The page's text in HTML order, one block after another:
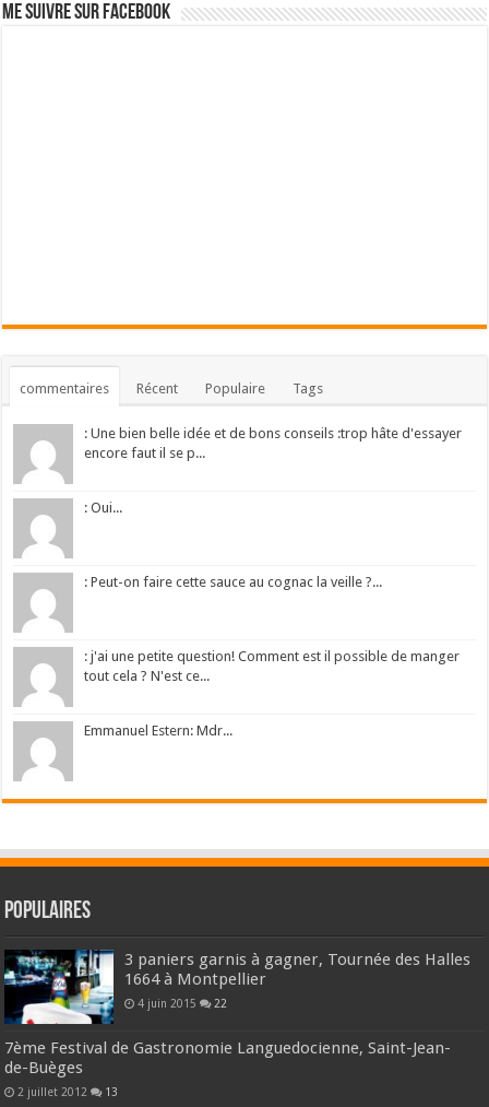
Me suivre sur Facebook
commentaires Récent Populaire Tags
: Une bien belle idée et de bons conseils :trop hâte d'essayer
encore faut il se p...
: Oui...
: Peut-on faire cette sauce au cognac la veille ?...
: j'ai une petite question! Comment est il possible de manger
tout cela ? N'est ce...
Emmanuel Estern: Mdr...
Populaires
3 paniers garnis à gagner, Tournée des Halles
1664 à Montpellier
4 juin 2015 22
7ème Festival de Gastronomie Languedocienne, Saint-Jean-
de-Buèges
2 juillet 2012 13